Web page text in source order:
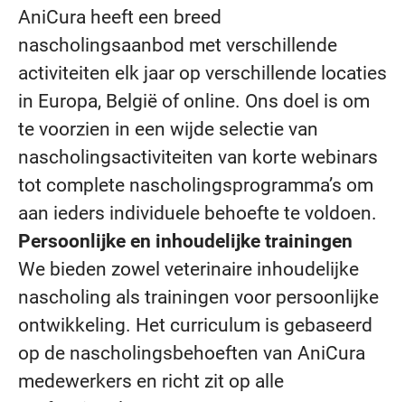
AniCura heeft een breed
nascholingsaanbod met verschillende
activiteiten elk jaar op verschillende locaties
in Europa, België of online. Ons doel is om
te voorzien in een wijde selectie van
nascholingsactiviteiten van korte webinars
tot complete nascholingsprogramma’s om
aan ieders individuele behoefte te voldoen.
Persoonlijke en inhoudelijke trainingen
We bieden zowel veterinaire inhoudelijke
nascholing als trainingen voor persoonlijke
ontwikkeling. Het curriculum is gebaseerd
op de nascholingsbehoeften van AniCura
medewerkers en richt zit op alle